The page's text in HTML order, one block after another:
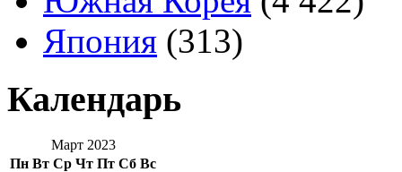
Япония (313)
Календарь
Март 2023
Пн Вт Ср Чт Пт Сб Вс